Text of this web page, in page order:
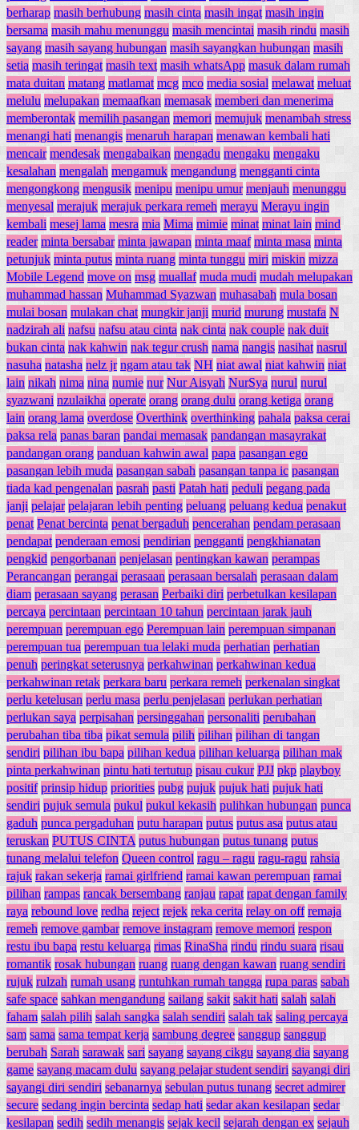
berharap masih berhubung masih cinta masih ingat masih ingin
bersama masih mahu menunggu masih mencintai masih rindu masih
sayang masih sayang hubungan masih sayangkan hubungan masih
setia masih teringat masih text masih whatsApp masuk dalam rumah
mata duitan matang matlamat mcg mco media sosial melawat meluat
melulu melupakan memaafkan memasak memberi dan menerima
memberontak memilih pasangan memori memujuk menambah stress
menangi hati menangis menaruh harapan menawan kembali hati
mencair mendesak mengabaikan mengadu mengaku mengaku
kesalahan mengalah mengamuk mengandung mengganti cinta
mengongkong mengusik menipu menipu umur menjauh menunggu
menyesal merajuk merajuk perkara remeh merayu Merayu ingin
kembali mesej lama mesra mia Mima mimie minat minat lain mind
reader minta bersabar minta jawapan minta maaf minta masa minta
petunjuk minta putus minta ruang minta tunggu miri miskin mizza
Mobile Legend move on msg muallaf muda mudi mudah melupakan
muhammad hassan Muhammad Syazwan muhasabah mula bosan
mulai bosan mulakan chat mungkir janji murid murung mustafa N
nadzirah ali nafsu nafsu atau cinta nak cinta nak couple nak duit
bukan cinta nak kahwin nak tegur crush nama nangis nasihat nasrul
nasuha natasha nelz jr ngam atau tak NH niat awal niat kahwin niat
lain nikah nima nina numie nur Nur Aisyah NurSya nurul nurul
syazwani nzulaikha operate orang orang dulu orang ketiga orang
lain orang lama overdose Overthink overthinking pahala paksa cerai
paksa rela panas baran pandai memasak pandangan masayrakat
pandangan orang panduan kahwin awal papa pasangan ego
pasangan lebih muda pasangan sabah pasangan tanpa ic pasangan
tiada kad pengenalan pasrah pasti Patah hati peduli pegang pada
janji pelajar pelajaran lebih penting peluang peluang kedua penakut
penat Penat bercinta penat bergaduh pencerahan pendam perasaan
pendapat penderaan emosi pendirian pengganti pengkhianatan
pengkid pengorbanan penjelasan pentingkan kawan perampas
Perancangan perangai perasaan perasaan bersalah perasaan dalam
diam perasaan sayang perasan Perbaiki diri perbetulkan kesilapan
percaya percintaan percintaan 10 tahun percintaan jarak jauh
perempuan perempuan ego Perempuan lain perempuan simpanan
perempuan tua perempuan tua lelaki muda perhatian perhatian
penuh peringkat seterusnya perkahwinan perkahwinan kedua
perkahwinan retak perkara baru perkara remeh perkenalan singkat
perlu ketelusan perlu masa perlu penjelasan perlukan perhatian
perlukan saya perpisahan persinggahan personaliti perubahan
perubahan tiba tiba pikat semula pilih pilihan pilihan di tangan
sendiri pilihan ibu bapa pilihan kedua pilihan keluarga pilihan mak
pinta perkahwinan pintu hati tertutup pisau cukur PJJ pkp playboy
positif prinsip hidup priorities pubg pujuk pujuk hati pujuk hati
sendiri pujuk semula pukul pukul kekasih pulihkan hubungan punca
gaduh punca pergaduhan putu harapan putus putus asa putus atau
teruskan PUTUS CINTA putus hubungan putus tunang putus
tunang melalui telefon Queen control ragu – ragu ragu-ragu rahsia
rajuk rakan sekerja ramai girlfriend ramai kawan perempuan ramai
pilihan rampas rancak bersembang ranjau rapat rapat dengan family
raya rebound love redha reject rejek reka cerita relay on off remaja
remeh remove gambar remove instagram remove memori respon
restu ibu bapa restu keluarga rimas RinaSha rindu rindu suara risau
romantik rosak hubungan ruang ruang dengan kawan ruang sendiri
rujuk rulzah rumah usang runtuhkan rumah tangga rupa paras sabah
safe space sahkan mengandung sailang sakit sakit hati salah salah
faham salah pilih salah sangka salah sendiri salah tak saling percaya
sam sama sama tempat kerja sambung degree sanggup sanggup
berubah Sarah sarawak sari sayang sayang cikgu sayang dia sayang
game sayang macam dulu sayang pelajar student sendiri sayangi diri
sayangi diri sendiri sebanarnya sebulan putus tunang secret admirer
secure sedang ingin bercinta sedap hati sedar akan kesilapan sedar
kesilapan sedih sedih menangis sejak kecil sejarah dengan ex sejauh